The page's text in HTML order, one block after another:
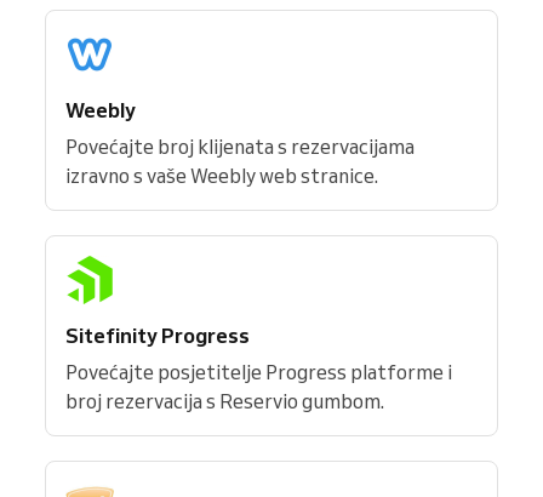
Weebly
Povećajte broj klijenata s rezervacijama
izravno s vaše Weebly web stranice.
Sitefinity Progress
Povećajte posjetitelje Progress platforme i
broj rezervacija s Reservio gumbom.